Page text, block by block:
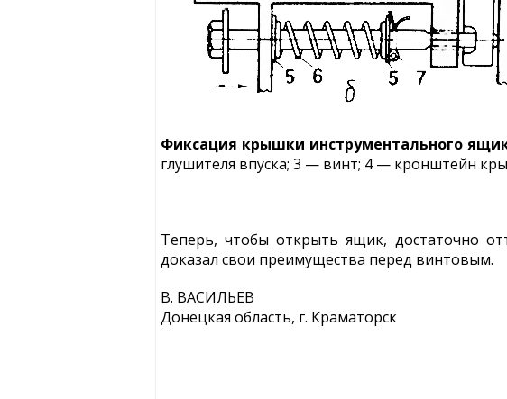
Фиксация крышки инструментального
глушителя впуска; 3 — винт; 4 — кронштейн
Теперь, чтобы открыть ящик, достаточно
доказал свои преимущества перед винтовым.
В. ВАСИЛЬЕВ
Донецкая область, г. Краматорск